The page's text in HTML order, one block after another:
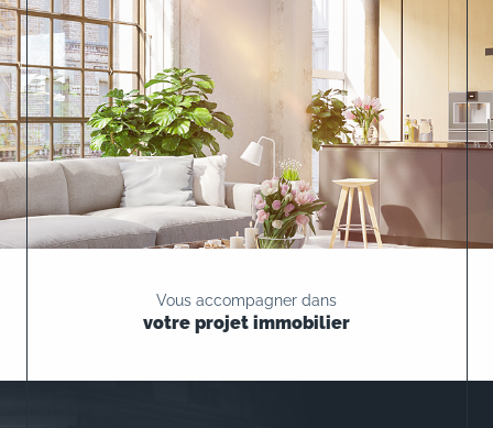
Vous accompagner dans
votre projet immobilier